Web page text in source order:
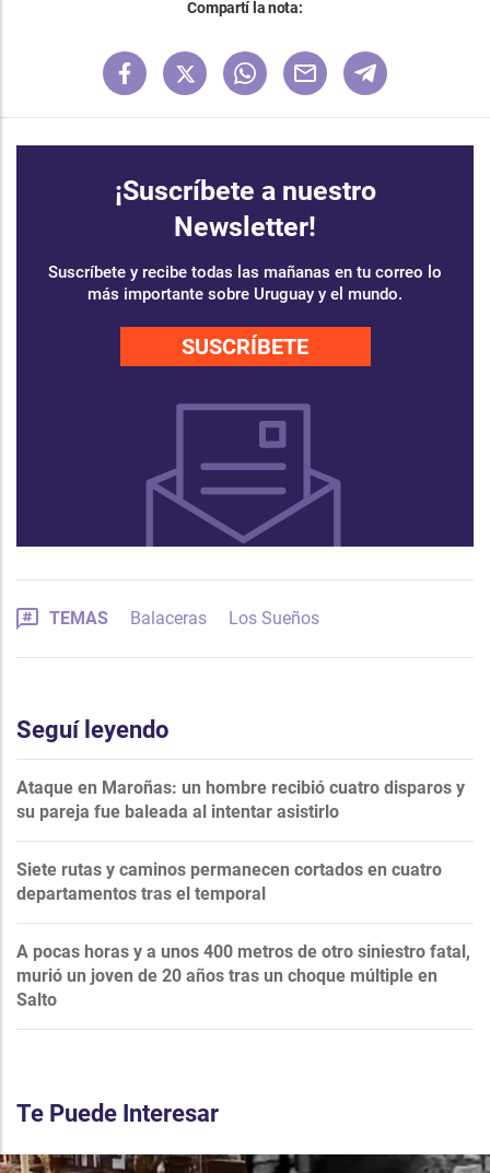
Compartí la nota:
¡Suscríbete a nuestro
Newsletter!
Suscríbete y recibe todas las mañanas en tu correo lo
más importante sobre Uruguay y el mundo.
SUSCRÍBETE
TEMAS Balaceras Los Sueños
Seguí leyendo
Ataque en Maroñas: un hombre recibió cuatro disparos y
su pareja fue baleada al intentar asistirlo
Siete rutas y caminos permanecen cortados en cuatro
departamentos tras el temporal
A pocas horas y a unos 400 metros de otro siniestro fatal,
murió un joven de 20 años tras un choque múltiple en
Salto
Te Puede Interesar